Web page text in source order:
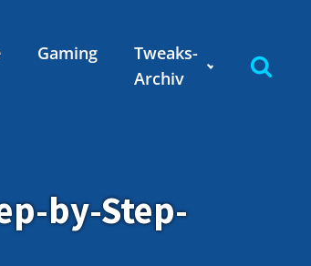
Gaming
Tweaks-
Archiv
by-Step-